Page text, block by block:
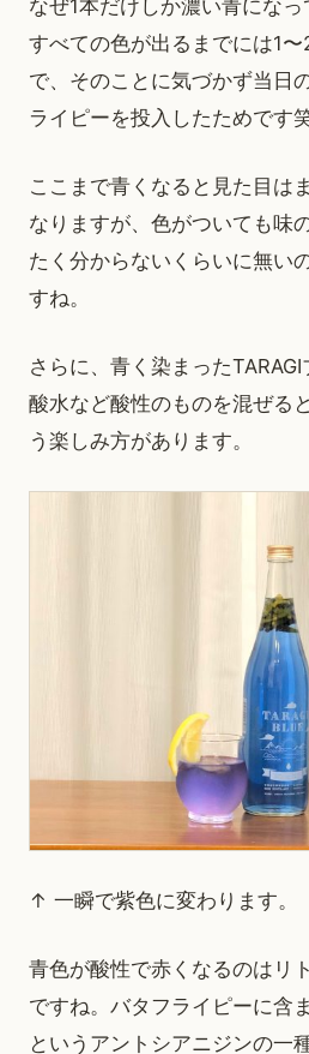
なぜ1本だけしか濃い青になっ
すべての色が出るまでには1
で、そのことに気づかず当日
ライピーを投入したためです笑
ここまで青くなると見た目は
なりますが、色がついても味
たく分からないくらいに無い
すね。
さらに、青く染まった
酸水など酸性のものを混ぜる
う楽しみ方があります。
↑ 一瞬で紫色に変わります。
青色が酸性で赤くなるのはリ
ですね。バタフライピーに含
というアントシアニジンの一